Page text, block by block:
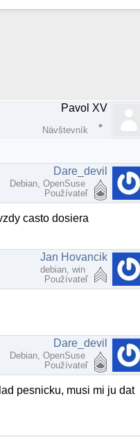
Pavol XV
Návštevník
Dare_devil
Debian, OpenSuse
Používateľ
casto dosiera
Jan Hovancik
debian, win
Používateľ
Dare_devil
Debian, OpenSuse
Používateľ
pesnicku, musi mi ju dat